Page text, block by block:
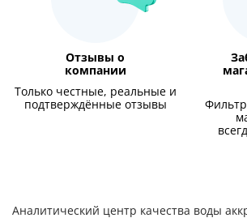
Отзывы о
компании
Только честные, реальные и
подтверждённые отзывы
Аналитический центр качества воды